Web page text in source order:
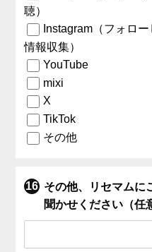
聴）
Instagram（フォロ
情報収集）
YouTube
mixi
X
TikTok
その他
その他、リセマムに
聞かせください（任